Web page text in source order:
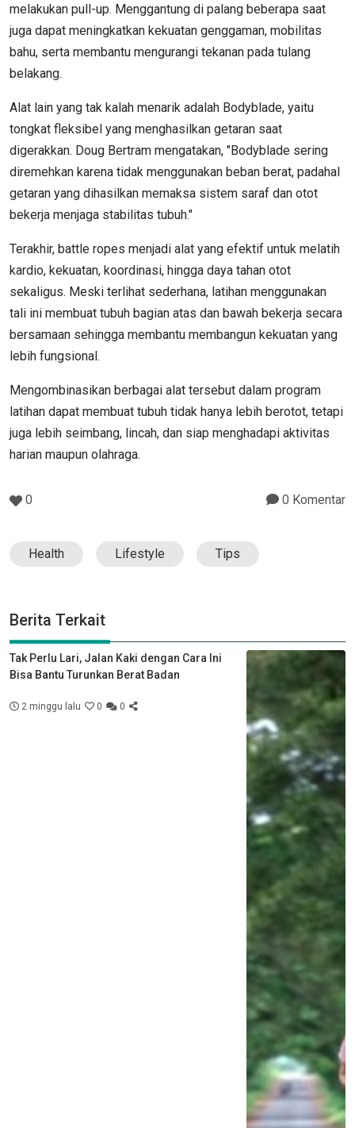
melakukan pull-up. Menggantung di palang beberapa saat
juga dapat meningkatkan kekuatan genggaman, mobilitas
bahu, serta membantu mengurangi tekanan pada tulang
belakang.
Alat lain yang tak kalah menarik adalah Bodyblade, yaitu
tongkat fleksibel yang menghasilkan getaran saat
digerakkan. Doug Bertram mengatakan, "Bodyblade sering
diremehkan karena tidak menggunakan beban berat, padahal
getaran yang dihasilkan memaksa sistem saraf dan otot
bekerja menjaga stabilitas tubuh."
Terakhir, battle ropes menjadi alat yang efektif untuk melatih
kardio, kekuatan, koordinasi, hingga daya tahan otot
sekaligus. Meski terlihat sederhana, latihan menggunakan
tali ini membuat tubuh bagian atas dan bawah bekerja secara
bersamaan sehingga membantu membangun kekuatan yang
lebih fungsional.
Mengombinasikan berbagai alat tersebut dalam program
latihan dapat membuat tubuh tidak hanya lebih berotot, tetapi
juga lebih seimbang, lincah, dan siap menghadapi aktivitas
harian maupun olahraga.
0 0 Komentar
Health Lifestyle Tips
Berita Terkait
Tak Perlu Lari, Jalan Kaki dengan Cara Ini
Bisa Bantu Turunkan Berat Badan
2 minggu lalu 0 0